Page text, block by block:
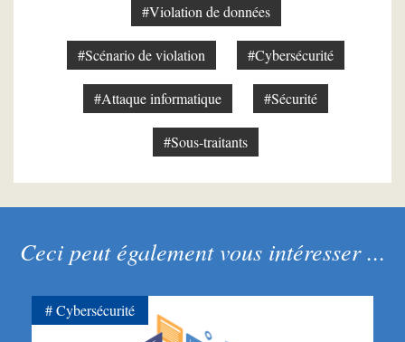
#Violation de données
#Scénario de violation #Cybersécurité
#Attaque informatique #Sécurité
#Sous-traitants
Ceci peut également vous intéresser ...
Cybersécurité